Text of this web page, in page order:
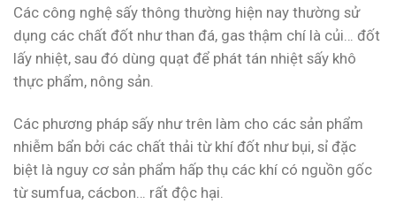
Các công nghệ sấy thông thường hiện nay thường sử
dụng các chất đốt như than đá, gas thậm chí là củi… đốt
lấy nhiệt, sau đó dùng quạt để phát tán nhiệt sấy khô
thực phẩm, nông sản.
Các phương pháp sấy như trên làm cho các sản phẩm
nhiễm bẩn bởi các chất thải từ khí đốt như bụi, sỉ đặc
biệt là nguy cơ sản phẩm hấp thụ các khí có nguồn gốc
từ sumfua, cácbon… rất độc hại.